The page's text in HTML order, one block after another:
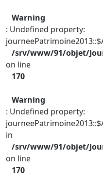
Warning
: Undefined property:
/srv/www/91/objet/
on line
170
Warning
: Undefined property:
in
/srv/www/91/objet/
on line
170